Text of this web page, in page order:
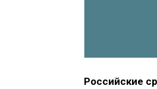
Российские